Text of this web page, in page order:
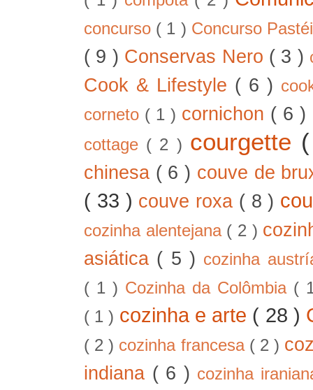
concurso ( 1 ) Concurso
( 9 ) Conservas Nero ( 3 )
Cook & Lifestyle ( 6 )
corneto ( 1 ) cornichon ( 6 )
cottage ( 2 ) courgette
chinesa ( 6 ) couve de
( 33 ) couve roxa ( 8 )
cozinha alentejana ( 2 )
asiática ( 5 ) cozinha
( 1 ) Cozinha da Colômbia (
( 1 ) cozinha e arte ( 28 )
( 2 ) cozinha francesa ( 2 )
indiana ( 6 ) cozinha